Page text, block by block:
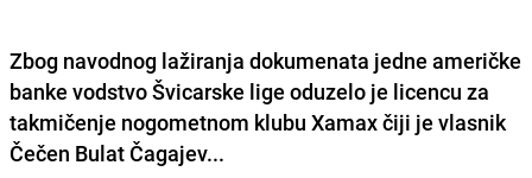
Zbog navodnog lažiranja dokumenata jedne američke
banke vodstvo Švicarske lige oduzelo je licencu za
takmičenje nogometnom klubu Xamax čiji je vlasnik
Čečen Bulat Čagajev...